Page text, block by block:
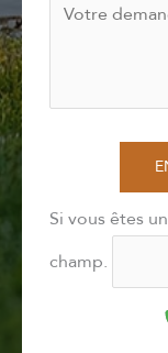
Si vous êtes
champ.